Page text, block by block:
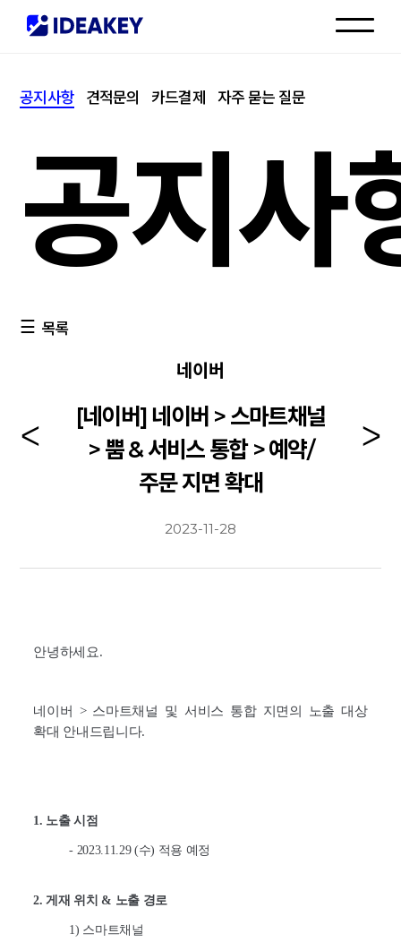
고객센터
공지사항 견적문의 카드결제 자주 묻는 질문
공지사
목록
네이버
[네이버] 네이버 > 스마트채널
> 뿜 & 서비스 통합 > 예약/
주문 지면 확대
2023-11-28
안녕하세요.
네이버 > 스마트채널 및 서비스 통합 지면의 노출 대상
확대 안내드립니다.
1. 노출 시점
- 2023.11.29 (수) 적용 예정
2.게재 위치 & 노출 경로
1) 스마트채널